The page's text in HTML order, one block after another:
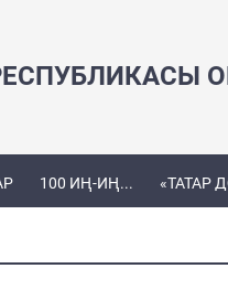
100 ИҢ-ИҢ... «ТАТАР